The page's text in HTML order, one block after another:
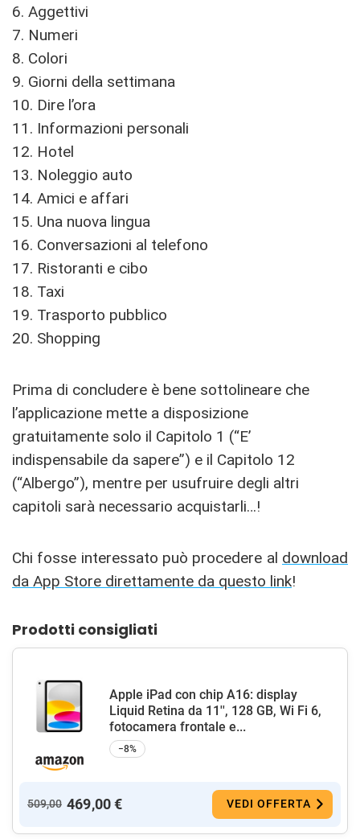
6. Aggettivi
7. Numeri
8. Colori
9. Giorni della settimana
10. Dire l’ora
11. Informazioni personali
12. Hotel
13. Noleggio auto
14. Amici e affari
15. Una nuova lingua
16. Conversazioni al telefono
17. Ristoranti e cibo
18. Taxi
19. Trasporto pubblico
20. Shopping
Prima di concludere è bene sottolineare che
l’applicazione mette a disposizione
gratuitamente solo il Capitolo 1 (“E’
indispensabile da sapere”) e il Capitolo 12
(“Albergo”), mentre per usufruire degli altri
capitoli sarà necessario acquistarli…!
Chi fosse interessato può procedere al download
da App Store direttamente da questo link!
Prodotti consigliati
Apple iPad con chip A16: display
Liquid Retina da 11'', 128 GB, Wi Fi 6,
fotocamera frontale e...
−8%
509,00 469,00 € VEDI OFFERTA